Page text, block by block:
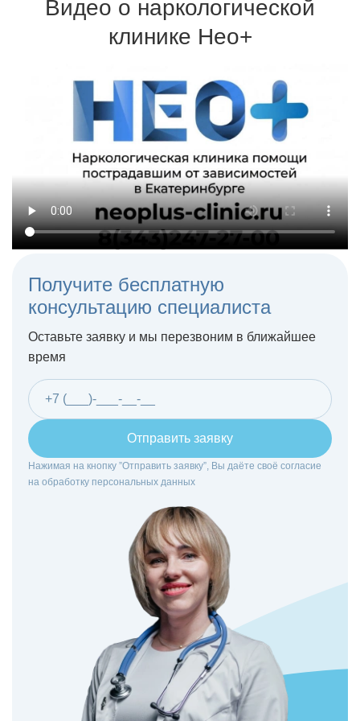
Для кодировки используются сертифицированные
препараты и одобренные Минздравом методики
Терапия может проходить на дому или в стационаре
Видео о наркологической
клинике Нео+
Получите бесплатную
консультацию специалиста
Оставьте заявку и мы перезвоним в ближайшее
время
Отправить заявку
Нажимая на кнопку ”Отправить заявку”, Вы даёте своё согласие
на обработку персональных данных